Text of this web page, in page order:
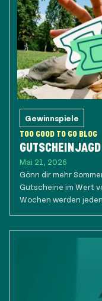
Gewinnspiele
TOO GOOD TO GO BLOG
Mai 21, 2026
Gönn dir mehr
Gutscheine im Wert
Wochen werden